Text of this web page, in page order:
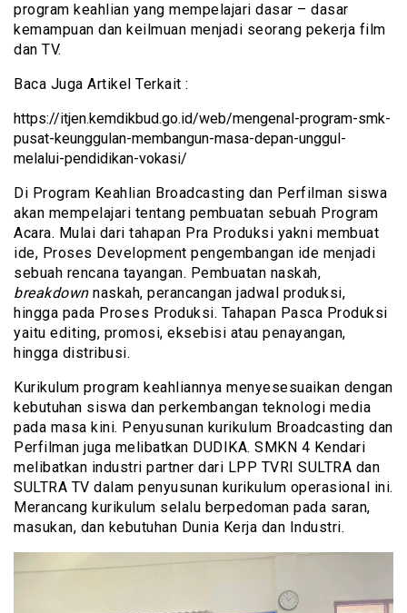
program keahlian yang mempelajari dasar – dasar
kemampuan dan keilmuan menjadi seorang pekerja film
dan TV.
Baca Juga Artikel Terkait :
https://itjen.kemdikbud.go.id/web/mengenal-program-smk-
pusat-keunggulan-membangun-masa-depan-unggul-
melalui-pendidikan-vokasi/
Di Program Keahlian Broadcasting dan Perfilman siswa
akan mempelajari tentang pembuatan sebuah Program
Acara. Mulai dari tahapan Pra Produksi yakni membuat
ide, Proses Development pengembangan ide menjadi
sebuah rencana tayangan. Pembuatan naskah,
breakdownnaskah, perancangan jadwal produksi,
hingga pada Proses Produksi. Tahapan Pasca Produksi
yaitu editing, promosi, eksebisi atau penayangan,
hingga distribusi.
Kurikulum program keahliannya menyesesuaikan dengan
kebutuhan siswa dan perkembangan teknologi media
pada masa kini. Penyusunan kurikulum Broadcasting dan
Perfilman juga melibatkan DUDIKA. SMKN 4 Kendari
melibatkan industri partner dari LPP TVRI SULTRA dan
SULTRA TV dalam penyusunan kurikulum operasional ini.
Merancang kurikulum selalu berpedoman pada saran,
masukan, dan kebutuhan Dunia Kerja dan Industri.